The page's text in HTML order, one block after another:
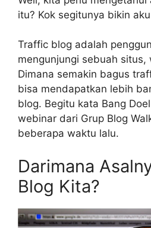
itu? Kok segitunya bikin
Traffic blog adalah
mengunjungi sebuah
Dimana semakin bagus
bisa mendapatkan lebih
blog. Begitu kata Bang
webinar dari Grup Blog
beberapa waktu lalu.
Darimana
Blog Kita?